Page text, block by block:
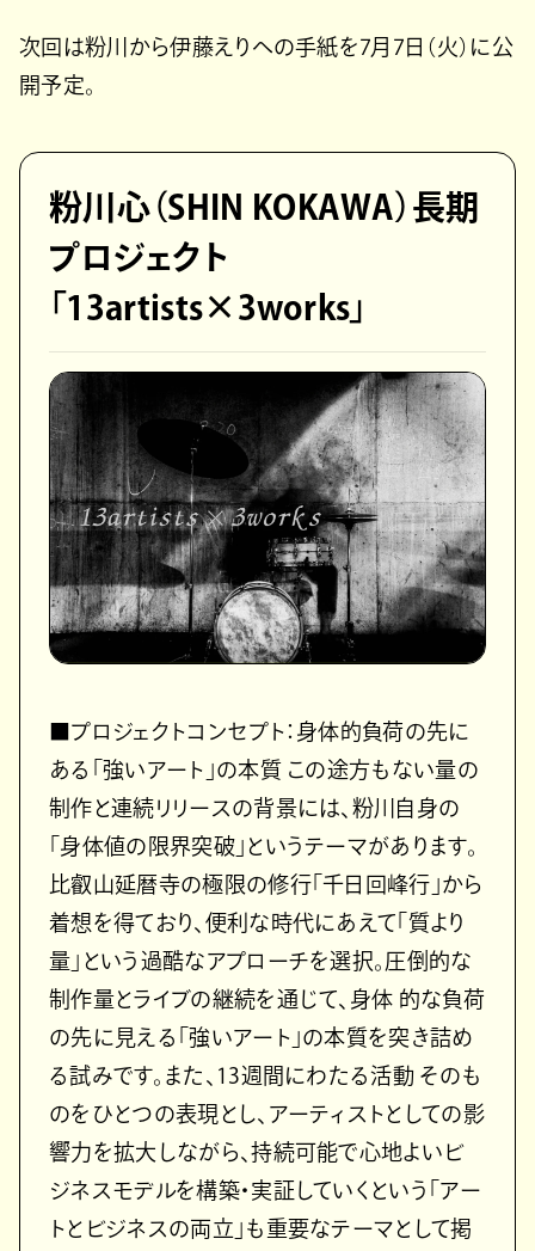
次回は粉川から伊藤えりへの手紙を7月7日（火）に公
開予定。
粉川心（SHIN KOKAWA）長期
プロジェクト
「13artists×3works」
■プロジェクトコンセプト：身体的負荷の先に
ある「強いアート」の本質 この途方もない量の
制作と連続リリースの背景には、粉川自身の
「身体値の限界突破」というテーマがあります。
比叡山延暦寺の極限の修行「千日回峰行」から
着想を得ており、便利な時代にあえて「質より
量」という過酷なアプローチを選択。圧倒的な
制作量とライブの継続を通じて、身体 的な負荷
の先に見える「強いアート」の本質を突き詰め
る試みです。また、13週間にわたる活動 そのも
のをひとつの表現とし、アーティストとしての影
響力を拡大しながら、持続可能で心地よいビ
ジネスモデルを構築・実証していくという「アー
トとビジネスの両立」も重要なテーマとして掲